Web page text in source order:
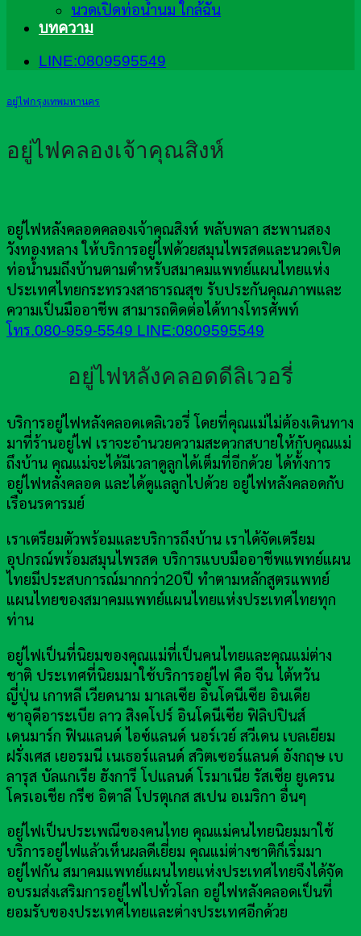
นวดเปิดท่อน้ำนม ใกล้ฉัน
บทความ
LINE:0809595549
อยู่ไฟกรุงเทพมหานคร
อยู่ไฟคลองเจ้าคุณสิงห์
อยู่ไฟหลังคลอดคลองเจ้าคุณสิงห์ พลับพลา สะพานสอง
วังทองหลาง ให้บริการอยู่ไฟด้วยสมุนไพรสดและนวดเปิด
ท่อน้ำนมถึงบ้านตามตำหรับสมาคมแพทย์แผนไทยแห่ง
ประเทศไทยกระทรวงสาธารณสุข รับประกันคุณภาพและ
ความเป็นมืออาชีพ สามารถติดต่อได้ทางโทรศัพท์
โทร.080-959-5549 LINE:0809595549
อยู่ไฟหลังคลอดดีลิเวอรี่
บริการอยู่ไฟหลังคลอดเดลิเวอรี่ โดยที่คุณแม่ไม่ต้องเดินทาง
มาที่ร้านอยู่ไฟ เราจะอำนวยความสะดวกสบายให้กับคุณแม่
ถึงบ้าน คุณแม่จะได้มีเวลาดูลูกได้เต็มที่อีกด้วย ได้ทั้งการ
อยู่ไฟหลังคลอด และได้ดูแลลูกไปด้วย อยู่ไฟหลังคลอดกับ
เรือนรดารมย์
เราเตรียมตัวพร้อมและบริการถึงบ้าน เราได้จัดเตรียม
อุปกรณ์พร้อมสมุนไพรสด บริการแบบมืออาชีพแพทย์แผน
ไทยมีประสบการณ์มากกว่า20ปี ทำตามหลักสูตรแพทย์
แผนไทยของสมาคมแพทย์แผนไทยแห่งประเทศไทยทุก
ท่าน
อยู่ไฟเป็นที่นิยมของคุณแม่ที่เป็นคนไทยและคุณแม่ต่าง
ชาติ ประเทศที่นิยมมาใช้บริการอยู่ไฟ คือ จีน ไต้หวัน
ญี่ปุ่น เกาหลี เวียดนาม มาเลเซีย อินโดนีเซีย อินเดีย
ซาอุดีอาระเบีย ลาว สิงคโปร์ อินโดนีเซีย ฟิลิปปินส์
เดนมาร์ก ฟินแลนด์ ไอซ์แลนด์ นอร์เวย์ สวีเดน เบลเยียม
ฝรั่งเศส เยอรมนี เนเธอร์แลนด์ สวิตเซอร์แลนด์ อังกฤษ เบ
ลารุส บัลแกเรีย ฮังการี โปแลนด์ โรมาเนีย รัสเซีย ยูเครน
โครเอเชีย กรีซ อิตาลี โปรตุเกส สเปน อเมริกา อื่นๆ
อยู่ไฟเป็นประเพณีของคนไทย คุณแม่คนไทยนิยมมาใช้
บริการอยู่ไฟแล้วเห็นผลดีเยี่ยม คุณแม่ต่างชาติก็เริ่มมา
อยู่ไฟกัน สมาคมแพทย์แผนไทยแห่งประเทศไทยจึงได้จัด
อบรมส่งเสริมการอยู่ไฟไปทั่วโลก อยู่ไฟหลังคลอดเป็นที่
ยอมรับของประเทศไทยและต่างประเทศอีกด้วย